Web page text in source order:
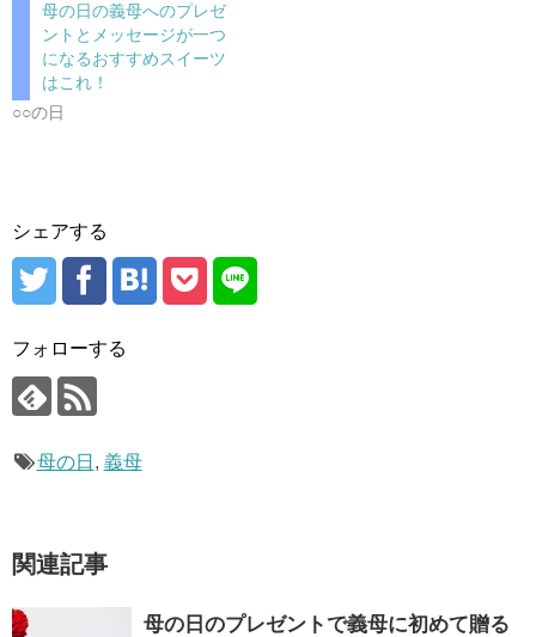
母の日の義母へのプレゼ
ントとメッセージが一つ
になるおすすめスイーツ
はこれ！
○○の日
シェアする
フォローする
母の日 , 義母
関連記事
母の日のプレゼントで義母に初めて贈る